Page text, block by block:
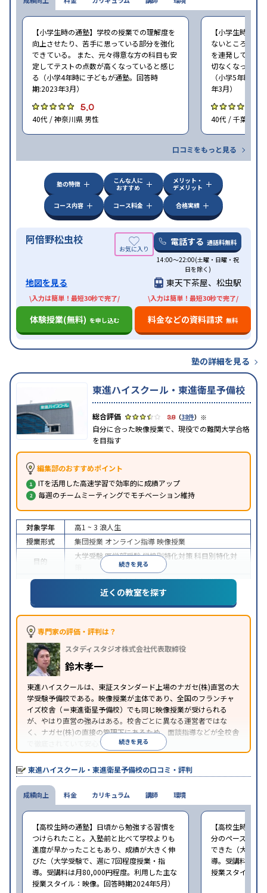
【小学生時の通塾】学校の授業での理解度を
向上させたり、苦手に思っている部分を強化
できている。 また、元々得意な方の科目も安
定してテストの点数が高くなっていると感じ
る（小学4年時に子どもが通塾。回答時
期:2023年3月）
5.0
40代 / 神奈川県 男性
【小学生時の通
ないところがあ
を連発していた
切なくなった。
（小学5年時に
年3月）
40代 / 千葉県 女
口コミをもっと見る
塾の特徴
こんな人に
おすすめ
メリット・
デメリット
コース内容
コース料金 合格実績
阿倍野松虫校 電話する 通話料無料
14:00〜22:00(土曜・日曜・祝
日を除く)
地図を見る 東天下茶屋、松虫駅
\入力は簡単！最短30秒で完了/
体験授業(無料) を申し込む
\入力は簡単！最短30秒で完了/
料金などの資料請求 無料
塾の詳細を見る
東進ハイスクール・東進衛星予備校
3.8（38件） ※
自分に合った映像授業で、現役での難関大学合格
を目指す
編集部のおすすめポイント
ITを活用した高速学習で効率的に成績アップ
毎週のチームミーティングでモチベーション維持
続きを見る
対象学年 高1 ~ 3 浪人生
授業形式
集団授業 オンライン指導映像授業
目的
大学受験医学部受験学校別特化対策科目別特化対
特待生・奨学金制度あり授業の振替可能学習に
PC・タブレットを利用1科目から受講可能
習のみの受講可
※2024年6月調査。大学受験塾・予備校のアンケート調査方法を参照
近くの教室を探す
専門家の評価・評判は？
スタディスタジオ株式会社代表取締役
鈴木孝一
東進ハイスクールは、東証スタンダード上場のナガセ(株)直営の大
学受験予備校である。映像授業が主体であり、全国のフランチャ
イズ校舎（＝東進衛星予備校）でも同じ映像授業が受けられる
が、やはり直営の強みはある。校舎ごとに異なる運営者ではな
く、ナガセ(株)の直接の管理下にあるため、面談指導などが全校舎
で徹底されていて安心できる。
東進衛星予備校は、運営会社により指導方針や校舎のルールが異
なる。体験授業では、授業のみで判断するのではなく、担当者や
校舎雰囲気、校舎での合格実績などを確認すると良いだろう。
続きを見る
東進ハイスクール・東進衛星予備校の口コミ・評判
成績向上
【高校生時の通塾】日頃から勉強する習慣を
つけられたこと。入塾前と比べて学校よりも
進度が早かったこともあり、成績が大きく伸
びた（大学受験で、週に7回程度授業・指
導。受講料は月80,000円程度。利用した主な
授業スタイル：映像。回答時期2024年5月）
【高校生時の通
分のペースで進
できた（大学受
導。受講料は月
授業スタイル：
料金 カリキュラム 講師 環境